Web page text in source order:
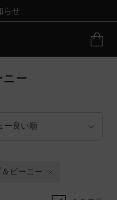
らせ
ー
ー良い順
ビーニー